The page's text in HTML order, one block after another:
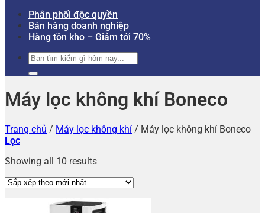
Phân phối độc quyền
Bán hàng doanh nghiệp
Hàng tồn kho – Giảm tới 70%
Tìm
kiếm:
Máy lọc không khí Boneco
Trang chủ / Máy lọc không khí / Máy lọc không khí Boneco
Lọc
Showing all 10 results